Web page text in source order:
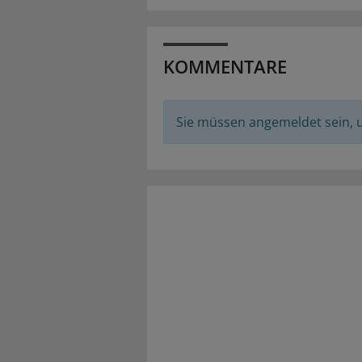
KOMMENTARE
Sie müssen angemeldet